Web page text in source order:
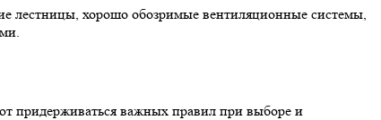
лестницы, хорошо обозримые вентиляционные системы,
придерживаться важных правил при выборе и